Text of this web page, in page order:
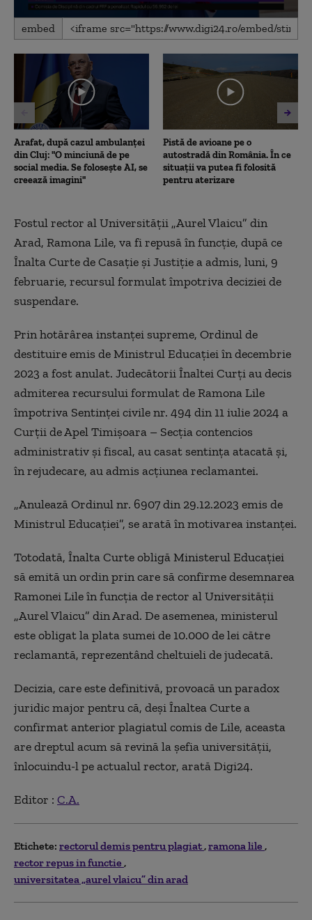
0
seconds
45
seconds
embed
Arafat, după cazul ambulanței
din Cluj: "O minciună de pe
social media. Se folosește AI, se
creează imagini"
Pistă de avioane pe o
autostradă din România. În ce
situații va putea fi folosită
pentru aterizare
Fostul rector al Universității „Aurel Vlaicu” din
Arad, Ramona Lile, va fi repusă în funcție, după ce
Înalta Curte de Casație și Justiție a admis, luni, 9
februarie, recursul formulat împotriva deciziei de
suspendare.
Prin hotărârea instanței supreme, Ordinul de
destituire emis de Ministrul Educației în decembrie
2023 a fost anulat. Judecătorii Înaltei Curți au decis
admiterea recursului formulat de Ramona Lile
împotriva Sentinței civile nr. 494 din 11 iulie 2024 a
Curții de Apel Timișoara – Secția contencios
administrativ și fiscal, au casat sentința atacată și,
în rejudecare, au admis acțiunea reclamantei.
„Anulează Ordinul nr. 6907 din 29.12.2023 emis de
Ministrul Educației”, se arată în motivarea instanței.
Totodată, Înalta Curte obligă Ministerul Educației
să emită un ordin prin care să confirme desemnarea
Ramonei Lile în funcția de rector al Universității
„Aurel Vlaicu” din Arad. De asemenea, ministerul
este obligat la plata sumei de 10.000 de lei către
reclamantă, reprezentând cheltuieli de judecată.
Decizia, care este definitivă, provoacă un paradox
juridic major pentru că, deși Înaltea Curte a
confirmat anterior plagiatul comis de Lile, aceasta
are dreptul acum să revină la șefia universității,
înlocuindu-l pe actualul rector, arată Digi24.
Editor : C.A.
Etichete: rectorul demis pentru plagiat ramona lile
rector repus in functie
universitatea „aurel vlaicu” din arad